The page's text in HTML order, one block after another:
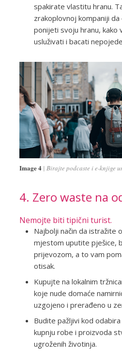
spakirate vlastitu hranu.
zrakoplovnoj kompaniji
ponijeti svoju hranu, kako
usluživati i bacati
Image 4 Birajte podcaste i e-knjige
4. Zero waste na
Nemojte biti tipični turist.
Najbolji način da istražite
mjestom uputite pješice,
prijevozom, a to vam
otisak.
Kupujte na lokalnim
koje nude domaće
uzgojeno i prerađeno u
Budite pažljivi kod
kupnju robe i proizvoda
ugroženih životinja.